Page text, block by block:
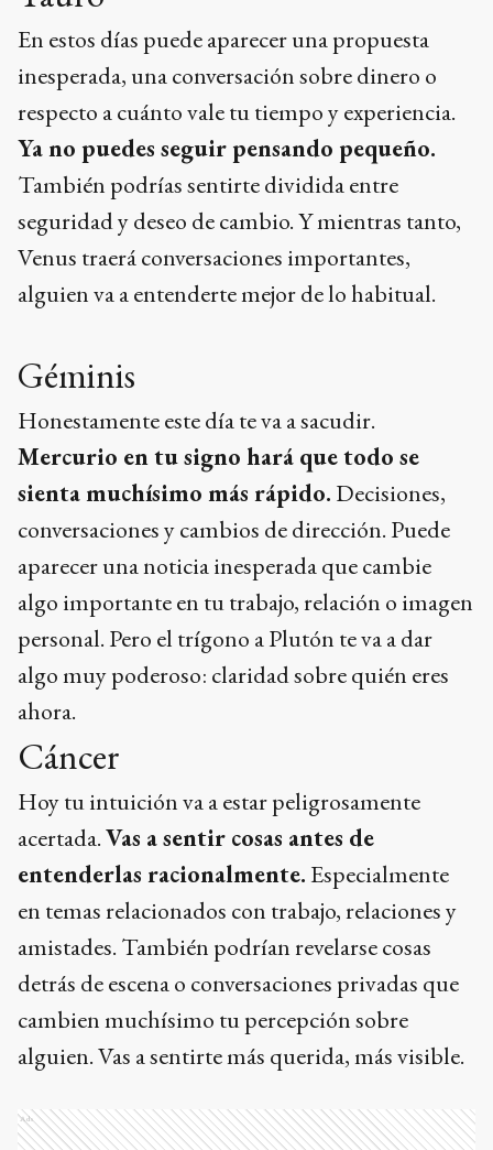
En estos días puede aparecer una propuesta
inesperada, una conversación sobre dinero o
respecto a cuánto vale tu tiempo y experiencia.
Ya no puedes seguir pensando pequeño.
También podrías sentirte dividida entre
seguridad y deseo de cambio. Y mientras tanto,
Venus traerá conversaciones importantes,
alguien va a entenderte mejor de lo habitual.
Géminis
Honestamente este día te va a sacudir.
Mercurio en tu signo hará que todo se
sienta muchísimo más rápido. Decisiones,
conversaciones y cambios de dirección. Puede
aparecer una noticia inesperada que cambie
algo importante en tu trabajo, relación o imagen
personal. Pero el trígono a Plutón te va a dar
algo muy poderoso: claridad sobre quién eres
ahora.
Cáncer
Hoy tu intuición va a estar peligrosamente
acertada.Vas a sentir cosas antes de
entenderlas racionalmente.Especialmente
en temas relacionados con trabajo, relaciones y
amistades. También podrían revelarse cosas
detrás de escena o conversaciones privadas que
cambien muchísimo tu percepción sobre
alguien. Vas a sentirte más querida, más visible.
Ads